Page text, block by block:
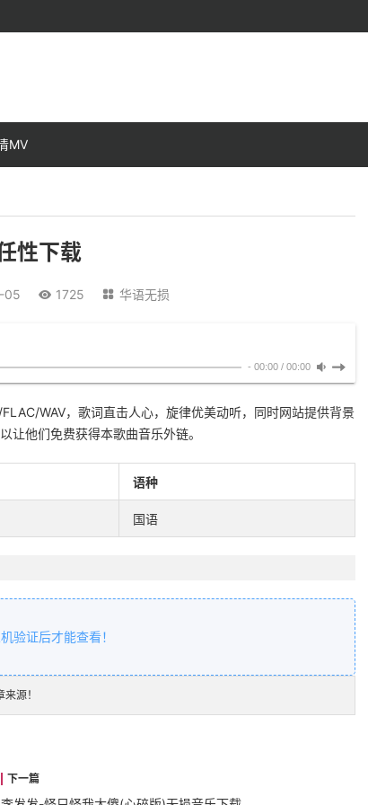
MV
性下载
05  1725  华语无损
- 00:00 / 00:00
WAV，歌词直击人心，旋律优美动听，同时网站提供背景
让他们免费获得本歌曲音乐外链。
语种
国语
验证后才能查看！
源！